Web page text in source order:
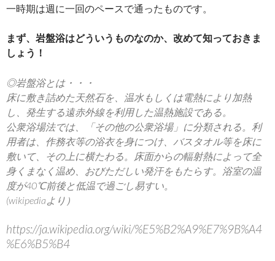
一時期は週に一回のペースで通ったものです。
まず、岩盤浴はどういうものなのか、改めて知っておきま
しょう！
◎岩盤浴とは・・・
床に敷き詰めた天然石を、温水もしくは電熱により加熱
し、発生する遠赤外線を利用した温熱施設である。
公衆浴場法では、「その他の公衆浴場」に分類される。利
用者は、作務衣等の浴衣を身につけ、バスタオル等を床に
敷いて、その上に横たわる。
床面からの輻射熱によって全
身くまなく温め、おびただしい発汗をもたらす。浴室の温
度が40℃前後と低温で過ごし易すい。
(wikipediaより）
https://ja.wikipedia.org/wiki/%E5%B2%A9%E7%9B%A4
%E6%B5%B4